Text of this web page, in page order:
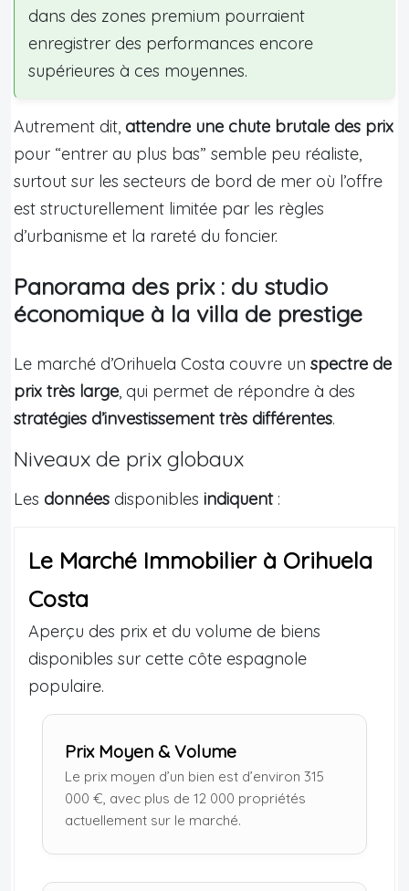
dans des zones premium pourraient
enregistrer des performances encore
supérieures à ces moyennes.
Autrement dit, attendre une chute brutale des prix
pour “entrer au plus bas” semble peu réaliste,
surtout sur les secteurs de bord de mer où l’offre
est structurellement limitée par les règles
d’urbanisme et la rareté du foncier.
Panorama des prix : du studio
économique à la villa de prestige
Le marché d’Orihuela Costa couvre un spectre de
prix très large, qui permet de répondre à des
stratégies d’investissement très différentes.
Niveaux de prix globaux
Les données disponibles indiquent:
Le Marché Immobilier à Orihuela
Costa
Aperçu des prix et du volume de biens
disponibles sur cette côte espagnole
populaire.
Prix Moyen & Volume
Le prix moyen d’un bien est d’environ 315
000 €, avec plus de 12 000 propriétés
actuellement sur le marché.